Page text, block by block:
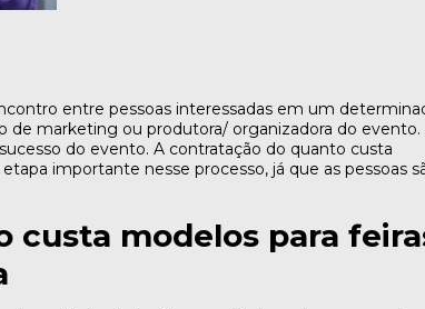
entre pessoas interessadas em um
marketing ou produtora/ organizadora do evento.
do evento. A contratação do quanto custa
importante nesse processo, já que as pessoas
custa modelos para